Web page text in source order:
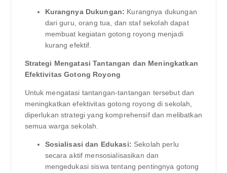
Kurangnya Dukungan: Kurangnya dukungan
dari guru, orang tua, dan staf sekolah dapat
membuat kegiatan gotong royong menjadi
kurang efektif.
Strategi Mengatasi Tantangan dan Meningkatkan
Efektivitas Gotong Royong
Untuk mengatasi tantangan-tantangan tersebut dan
meningkatkan efektivitas gotong royong di sekolah,
diperlukan strategi yang komprehensif dan melibatkan
semua warga sekolah.
Sosialisasi dan Edukasi: Sekolah perlu
secara aktif mensosialisasikan dan
mengedukasi siswa tentang pentingnya gotong